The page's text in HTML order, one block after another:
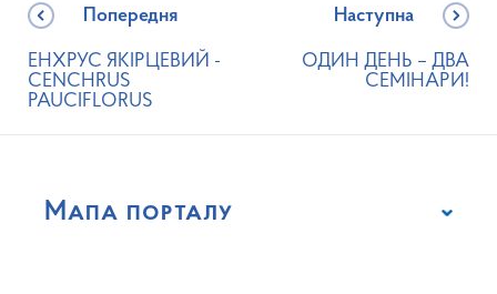
Попередня
ЕНХРУС ЯКІРЦЕВИЙ -
CENCHRUS
PAUCIFLORUS
Наступна
ОДИН ДЕНЬ – ДВА
СЕМІНАРИ!
Мапа порталу